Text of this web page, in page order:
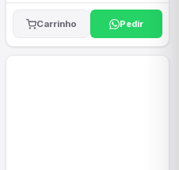
Carrinho Pedir